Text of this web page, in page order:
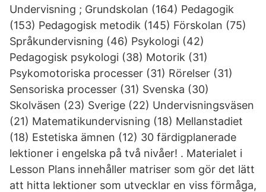
Undervisning ; Grundskolan (164) Pedagogik
(153) Pedagogisk metodik (145) Förskolan (75)
Språkundervisning (46) Psykologi (42)
Pedagogisk psykologi (38) Motorik (31)
Psykomotoriska processer (31) Rörelser (31)
Sensoriska processer (31) Svenska (30)
Skolväsen (23) Sverige (22) Undervisningsväsen
(21) Matematikundervisning (18) Mellanstadiet
(18) Estetiska ämnen (12) 30 färdigplanerade
lektioner i engelska på två nivåer! ️. Materialet i
Lesson Plans innehåller matriser som gör det lätt
att hitta lektioner som utvecklar en viss förmåga,